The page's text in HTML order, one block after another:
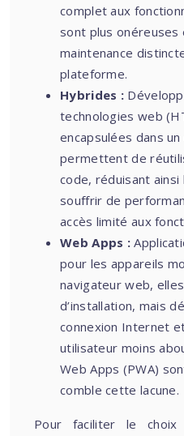
complet aux
sont plus onéreuses
maintenance
plateforme.
Hybrides :
technologies web
encapsulées dans
permettent de
code, réduisant
souffrir de
accès limité aux
Web Apps :
pour les appareils
navigateur web,
d’installation, mais
connexion Internet
utilisateur moins
Web Apps (PWA)
comble cette lacune.
Pour faciliter le choix